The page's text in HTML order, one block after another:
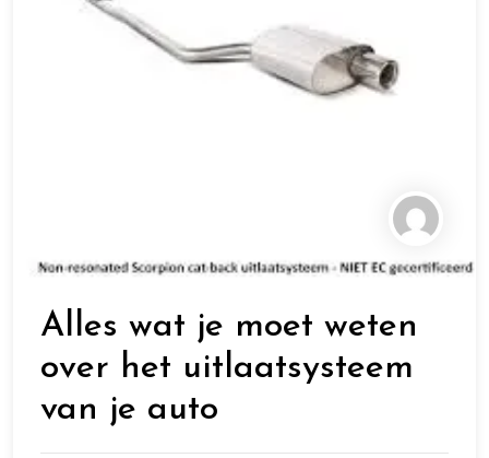
Alles wat je moet weten
over het uitlaatsysteem
van je auto